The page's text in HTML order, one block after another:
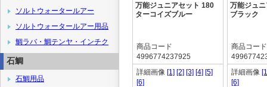
万能ジュニアセット 180
ターコイズブルー
商品コード
4996774237925
詳細画像 [1] [2] [3] [4] [5]
[6]
万能ジュ
ブラック
商品コード
詳細画像
[6]
ソルトウォータールアー
ソルトウォータールアー用品
鯛ラバ・鯛テンヤ・インチク
石鯛
石鯛用品